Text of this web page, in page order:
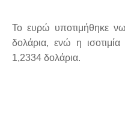
Το ευρώ υποτιμήθηκε
δολάρια, ενώ η
1,2334 δολάρια.